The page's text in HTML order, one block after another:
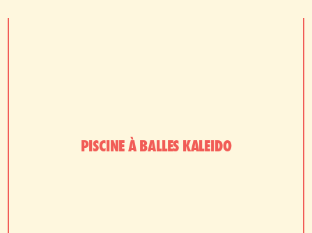
PISCINE À BALLES KALEIDO